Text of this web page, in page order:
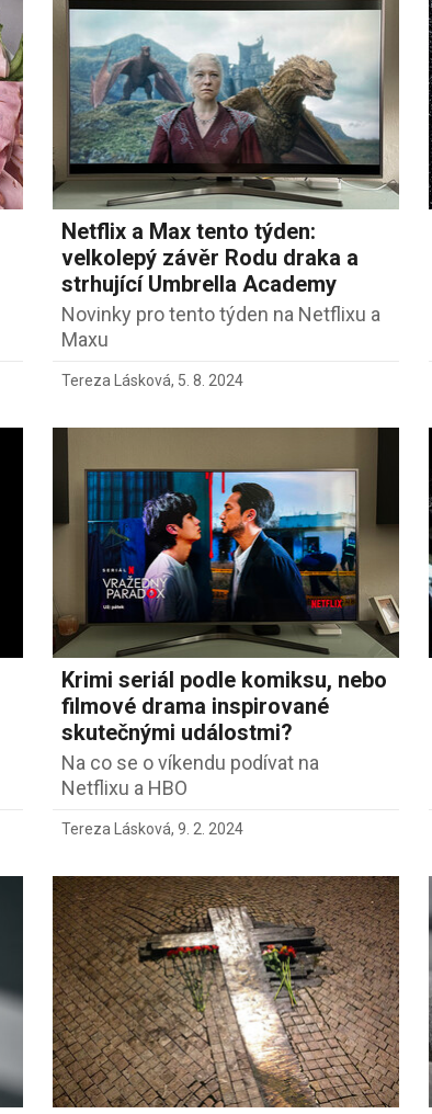
Netflix a Max tento týden:
velkolepý závěr Rodu draka a
strhující Umbrella Academy
Novinky pro tento týden na Netflixu a
Maxu
Tereza Lásková, 5. 8. 2024
Krimi seriál podle komiksu, nebo
filmové drama inspirované
skutečnými událostmi?
Na co se o víkendu podívat na
Netflixu a HBO
Tereza Lásková,9. 2. 2024